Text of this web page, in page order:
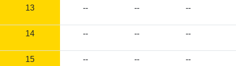
13 -- -- --
14 -- -- --
15 -- -- --